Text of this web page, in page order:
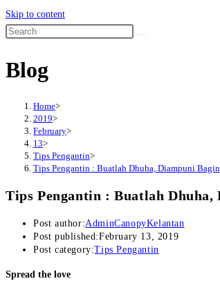
Skip to content
Blog
Home>
2019>
February>
13>
Tips Pengantin>
Tips Pengantin : Buatlah Dhuha, Diampuni
Tips Pengantin : Buatlah Dhuha,
Post author:AdminCanopyKelantan
Post published:February 13, 2019
Post category:Tips Pengantin
Spread the love